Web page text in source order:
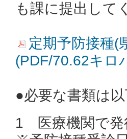
も課に提出して
定期予防接種(
(PDF/70.62キロ
●必要な書類は以
1 医療機関で発